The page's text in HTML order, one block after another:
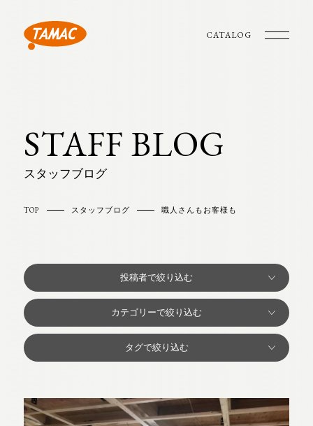
CATALOG
STAFF BLOG
スタッフブログ
TOP スタッフブログ 職人さんもお客様も